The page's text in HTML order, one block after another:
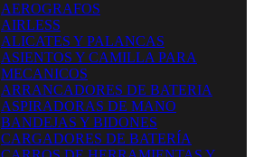
AEROGRAFOS
AIRLESS
ALICATES Y PALANCAS
ASIENTOS Y CAMILLA PARA
MECANICOS
ARRANCADORES DE BATERIA
ASPIRADORAS DE MANO
BANDEJAS Y BIDONES
CARGADORES DE BATERÍA